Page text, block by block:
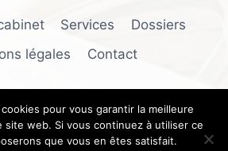
Services
Dossiers
légales
Contact
2026 Apogée Conseils
pour vous garantir la meilleure
site web. Si vous continuez à utiliser ce
que vous en êtes satisfait.